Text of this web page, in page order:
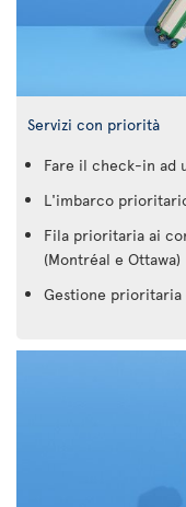
Servizi con priorità
Fare il check-in ad
L'imbarco
Fila prioritaria ai
(Montréal e Ottawa)
Gestione prioritaria